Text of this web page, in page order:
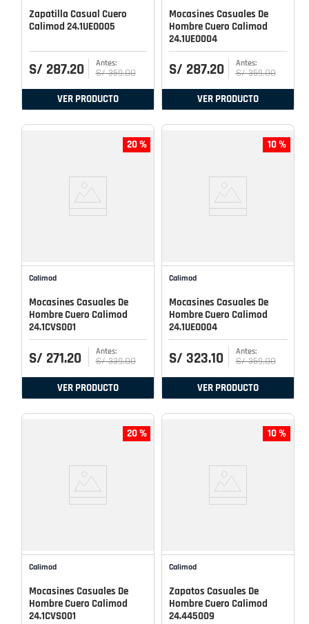
Zapatilla Casual Cuero
Calimod 24.1UEO005
S/ 287.20 S/ 359.00
VER PRODUCTO
Mocasines Casuales De
Hombre Cuero Calimod
24.1UEO004
S/ 287.20 S/ 359.00
VER PRODUCTO
20 %
Calimod
Mocasines Casuales De
Hombre Cuero Calimod
24.1CVS001
S/ 271.20 S/ 339.00
VER PRODUCTO
10 %
Calimod
Mocasines Casuales De
Hombre Cuero Calimod
24.1UEO004
S/ 323.10 S/ 359.00
VER PRODUCTO
20 %
Calimod
Mocasines Casuales De
Hombre Cuero Calimod
24.1CVS001
10 %
Calimod
Zapatos Casuales De
Hombre Cuero Calimod
24.445009